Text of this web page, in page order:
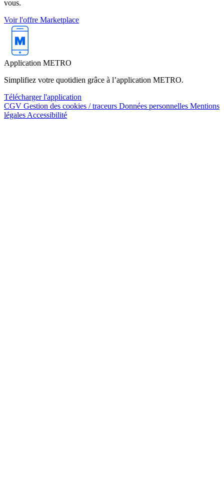
vous.
Voir l'offre Marketplace
Application METRO
Simplifiez votre quotidien grâce à l’application METRO.
Télécharger l'application
CGV Gestion des cookies / traceurs Données personnelles Mentions
légales Accessibilité